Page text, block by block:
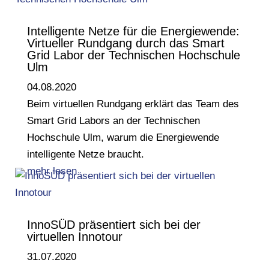
Intelligente Netze für die Energiewende:
Virtueller Rundgang durch das Smart
Grid Labor der Technischen Hochschule
Ulm
04.08.2020
Beim virtuellen Rundgang erklärt das Team des
Smart Grid Labors an der Technischen
Hochschule Ulm, warum die Energiewende
intelligente Netze braucht.
mehr lesen
InnoSÜD präsentiert sich bei der
virtuellen Innotour
31.07.2020